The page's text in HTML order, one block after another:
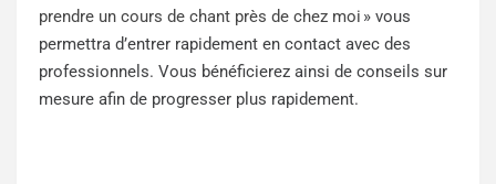
prendre un cours de chant près de chez moi » vous
permettra d’entrer rapidement en contact avec des
professionnels. Vous bénéficierez ainsi de conseils sur
mesure afin de progresser plus rapidement.